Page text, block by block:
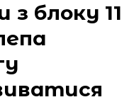
з блоку 11